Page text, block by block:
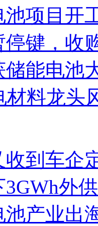
池项目开
停键，收
能电池
材料龙头
到车企
3GWh外
产业出